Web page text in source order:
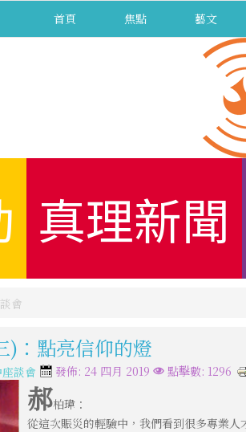
首頁 焦點 藝文
真理新聞
會
)：點亮信仰的燈
談會 發佈: 24 四月 2019 點擊數: 1296
郝柏瑋：
從這次賑災的輕驗中，我們看到很多專業